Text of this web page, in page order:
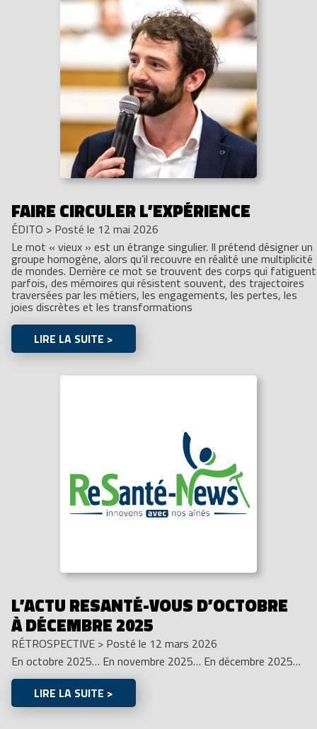
FAIRE CIRCULER L’EXPÉRIENCE
ÉDITO > Posté le 12 mai 2026
Le mot « vieux » est un étrange singulier. Il prétend désigner un
groupe homogène, alors qu’il recouvre en réalité une multiplicité
de mondes. Derrière ce mot se trouvent des corps qui fatiguent
parfois, des mémoires qui résistent souvent, des trajectoires
traversées par les métiers, les engagements, les pertes, les
joies discrètes et les transformations
LIRE LA SUITE >
L’ACTU RESANTÉ-VOUS D’OCTOBRE
À DÉCEMBRE 2025
RÉTROSPECTIVE > Posté le 12 mars 2026
En octobre 2025… En novembre 2025… En décembre 2025…
LIRE LA SUITE >